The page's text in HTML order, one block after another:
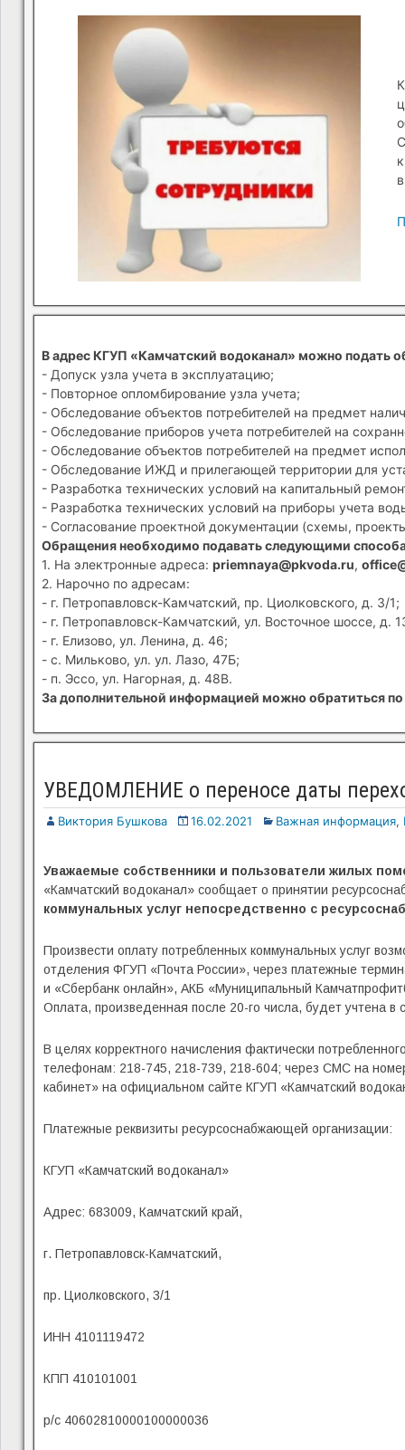
В адрес КГУП «Камчатский водоканал» можно подать
- Допуск узла учета в эксплуатацию;
- Повторное опломбирование узла учета;
- Обследование объектов потребителей на предмет
- Обследование приборов учета потребителей на
- Обследование объектов потребителей на предмет
- Обследование ИЖД и прилегающей территории для
- Разработка технических условий на капитальный
- Разработка технических условий на приборы учета
- Согласование проектной документации (схемы,
Обращения необходимо подавать следующими
1. На электронные адреса: priemnaya@pkvoda.ru,
2. Нарочно по адресам:
- г. Петропавловск-Камчатский, пр. Циолковского, д. 3/1;
- г. Петропавловск-Камчатский, ул. Восточное шоссе, д.
- г. Елизово, ул. Ленина, д. 46;
- с. Мильково, ул. ул. Лазо, 47Б;
- п. Эссо, ул. Нагорная, д. 48В.
За дополнительной информацией можно обратиться
УВЕДОМЛЕНИЕ о переносе даты
Виктория Бушкова 16.02.2021 Важная информация,
Уважаемые собственники и пользователи жилых
«Камчатский водоканал» сообщает о принятии
коммунальных услуг непосредственно с
Произвести оплату потребленных коммунальных услуг
отделения ФГУП «Почта России», через платежные
и «Сбербанк онлайн», АКБ «Муниципальный
Оплата, произведенная после 20-го числа, будет учтена
В целях корректного начисления фактически
телефонам: 218-745, 218-739, 218-604; через СМС на
кабинет» на официальном сайте КГУП «Камчатский
Платежные реквизиты ресурсоснабжающей организации:
КГУП «Камчатский водоканал»
Адрес: 683009, Камчатский край,
г. Петропавловск-Камчатский,
пр. Циолковского, 3/1
ИНН 4101119472
КПП 410101001
р/с 40602810000100000036